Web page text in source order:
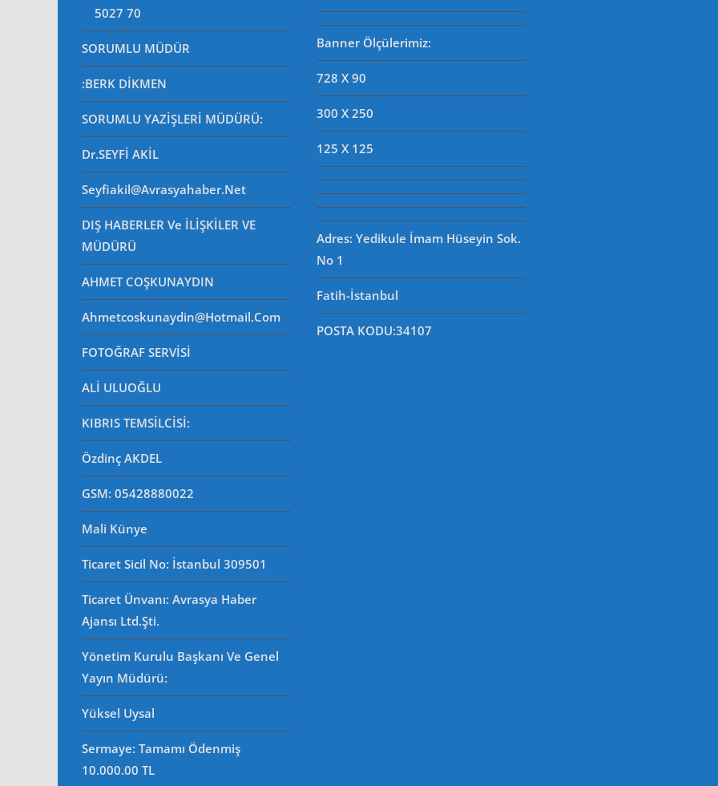
5027 70
SORUMLU MÜDÜR
:BERK DİKMEN
SORUMLU YAZİŞLERİ MÜDÜRÜ:
Dr.SEYFİ AKİL
Seyfiakil@avrasyahaber.net
DIŞ HABERLER Ve İLİŞKİLER VE
MÜDÜRÜ
AHMET COŞKUNAYDIN
Ahmetcoskunaydin@hotmail.com
FOTOĞRAF SERVİSİ
ALİ ULUOĞLU
KIBRIS TEMSİLCİSİ:
Özdinç AKDEL
GSM: 05428880022
Mali Künye
Ticaret Sicil No: İstanbul 309501
Ticaret Ünvanı: Avrasya Haber
Ajansı Ltd.Şti.
Yönetim Kurulu Başkanı Ve Genel
Yayın Müdürü:
Yüksel Uysal
Sermaye: Tamamı Ödenmiş
10.000.00 TL
Banner Ölçülerimiz:
728 X 90
300 X 250
125 X 125
Adres: Yedikule İmam Hüseyin Sok.
No 1
Fatih-İstanbul
POSTA KODU:34107